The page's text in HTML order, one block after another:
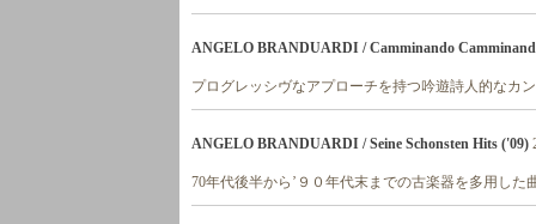
ANGELO BRANDUARDI / Camminando
プログレッシヴなアプローチを持つ吟遊詩人的なカ
ANGELO BRANDUARDI / Seine Schonsten Hits ('09)
70年代後半から’９０年代末までの古楽器を多用し